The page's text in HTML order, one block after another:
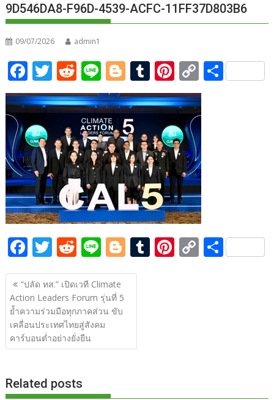
9D546DA8-F96D-4539-ACFC-11FF37D803B6
09/07/2026 admin1
F
ac
e
b
o
o
k
T
w
itt
er
R
e
d
di
t
Li
n
e
Bl
o
g
g
er
T
u
m
bl
r
Pi
nt
er
e
st
C
o
p
y
Li
n
k
S
F
ac
e
b
o
o
T
w
itt
er
R
e
d
di
t
Li
n
e
Bl
o
T Pi C S
แนะแนว
เรื่อง
“ปลัด ทส.” เปิดเวที Climate
Action Leaders Forum รุ่นที่ 5
ย้ำความร่วมมือทุกภาคส่วน ขับ
เคลื่อนประเทศไทยสู่สังคม
คาร์บอนต่ำอย่างยั่งยืน
Related posts